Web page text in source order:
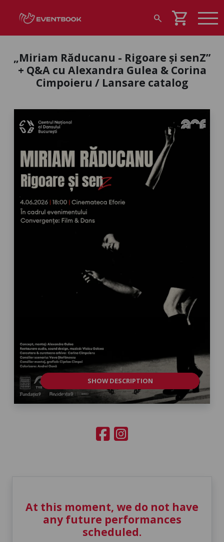
search shopping_cart
„Miriam Răducanu - Rigoare și senZ”
+ Q&A cu Alexandra Gulea & Corina
Cimpoieru / Lansare catalog
SHOW DESCRIPTION
At this moment, we do not have
any future performances
scheduled.